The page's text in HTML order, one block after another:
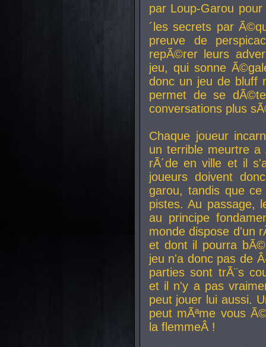
par Loup-Garou
´les secrets par
preuve de
repÃ©rer leurs
jeu, qui sonne
donc un jeu de bluff
permet de se
conversations plus
Chaque joueur
un terrible meurtre
rÃ´de en ville et il
joueurs doivent
garou, tandis que
pistes. Au passage,
au principe
monde dispose d'un
et dont il pourra
jeu n'a donc pas de
parties sont trÃ¨s
et il n'y a pas
peut jouer lui aussi.
peut mÃªme vous
la flemmeÂ !